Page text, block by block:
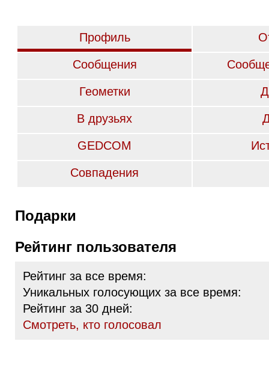
Профиль
Сообщения
Геометки
В друзьях
GEDCOM
Совпадения
Подарки
Рейтинг пользователя
Рейтинг за все время:
Уникальных голосующих за все время:
Рейтинг за 30 дней:
Cмотреть, кто голосовал